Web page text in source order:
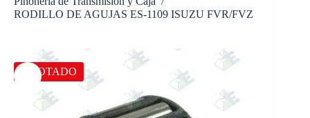
RODILLO DE AGUJAS ES-1109 ISUZU FVR/FVZ
AGOTADO